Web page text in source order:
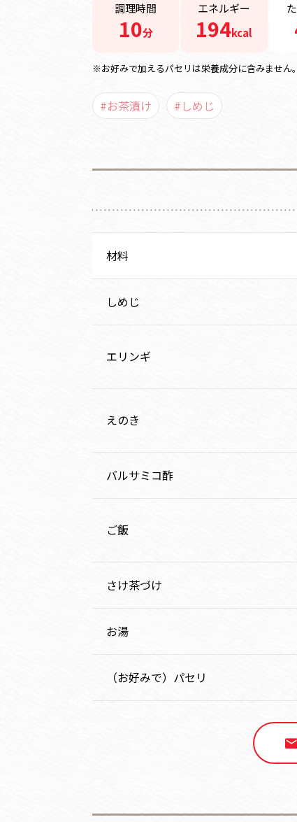
調理時間
10分
エネルギー
194kcal
※お好みで加えるパセリは栄養成分に含みません
#お茶漬け #しめじ
材料
しめじ
エリンギ
えのき
バルサミコ酢
ご飯
さけ茶づけ
お湯
（お好みで）パセリ